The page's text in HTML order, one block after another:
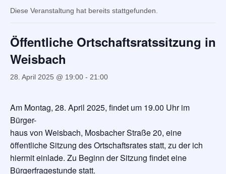
Diese Veranstaltung hat bereits stattgefunden.
Öffentliche Ortschaftsratssitzung in
Weisbach
28. April 2025 @ 19:00 - 21:00
Am Montag, 28. April 2025, findet um 19.00 Uhr im
Bürger-
haus von Weisbach, Mosbacher Straße 20, eine
öffentliche Sitzung des Ortschaftsrates statt, zu der ich
hiermit einlade. Zu Beginn der Sitzung findet eine
Bürgerfragestunde statt.